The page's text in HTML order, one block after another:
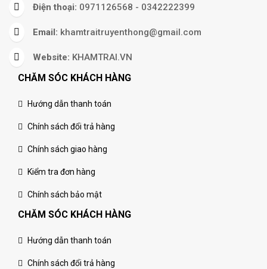
Điện thoại: 0971126568 - 0342222399
Email: khamtraitruyenthong@gmail.com
Website: KHAMTRAI.VN
CHĂM SÓC KHÁCH HÀNG
Hướng dẫn thanh toán
Chính sách đổi trả hàng
Chính sách giao hàng
Kiểm tra đơn hàng
Chính sách bảo mật
CHĂM SÓC KHÁCH HÀNG
Hướng dẫn thanh toán
Chính sách đổi trả hàng